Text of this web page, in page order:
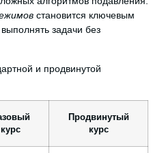
становится ключевым
задачи без
и продвинутой
курс
Продвинутый
курс